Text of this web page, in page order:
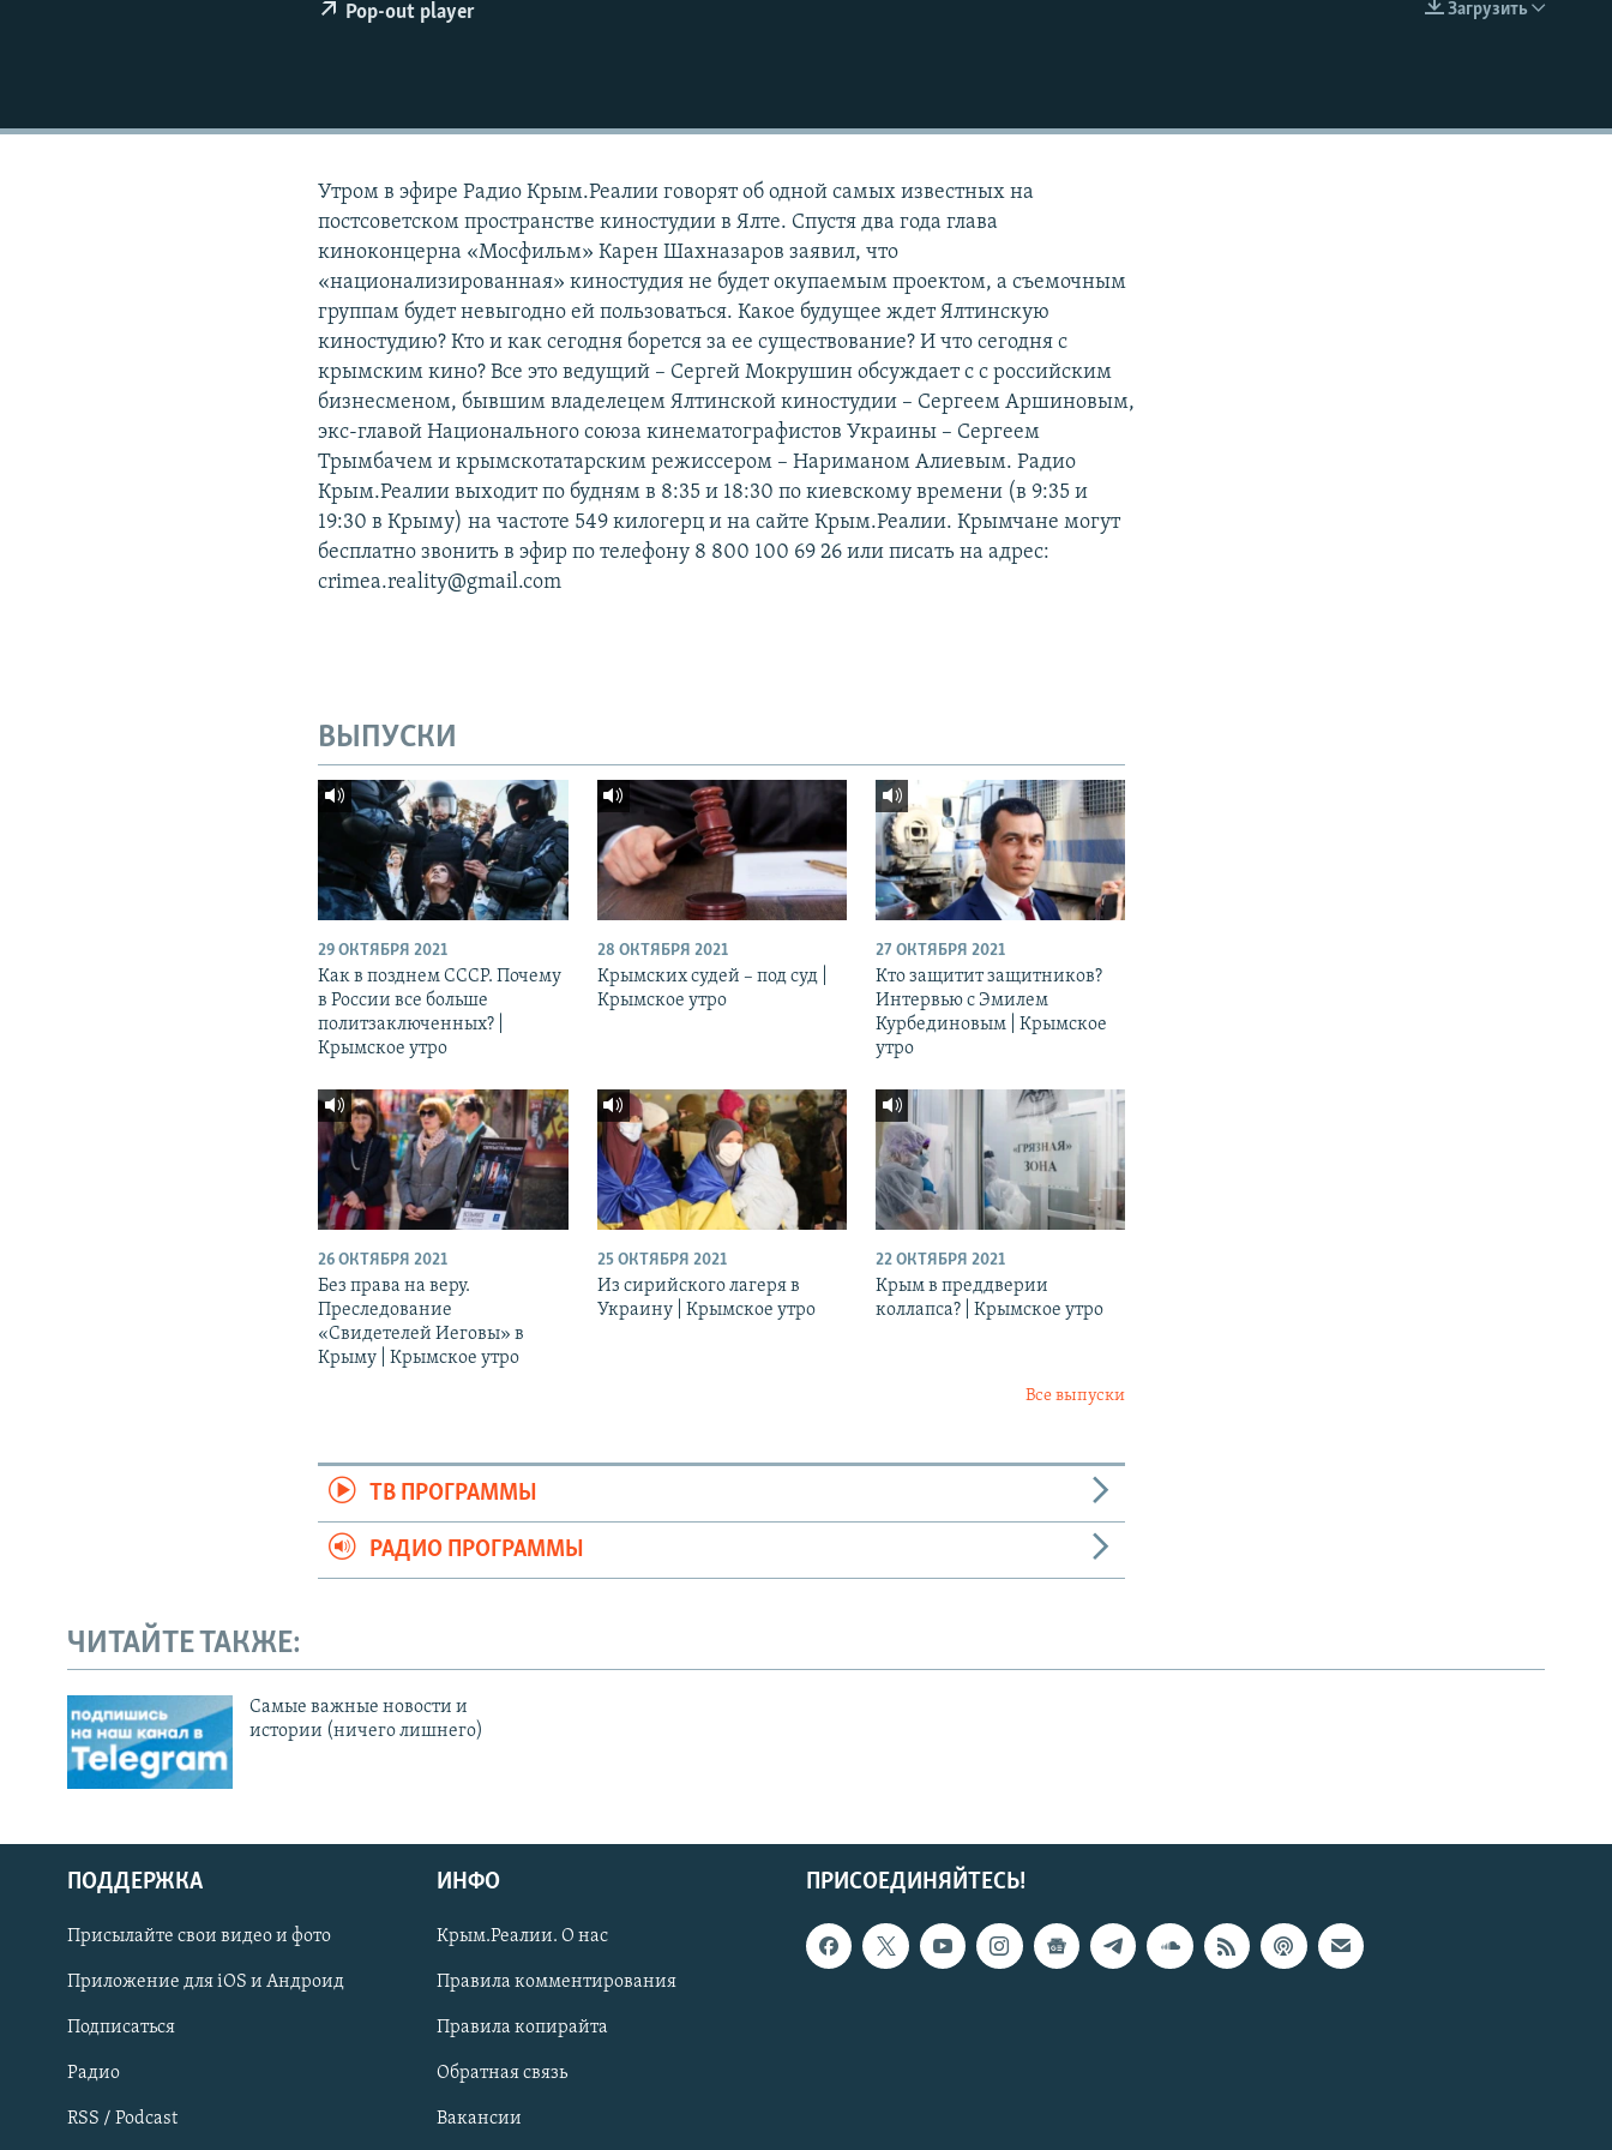
УКРАИНСКАЯ ПРОБЛЕМА КРЫМА
Українською
Qırımtatar
ПРИСОЕДИНЯЙТЕСЬ!
EMBED
Загрузить
Pop-out player
Утром в эфире Радио Крым.Реалии говорят об одной самых известных на
постсоветском пространстве киностудии в Ялте. Спустя два года глава
киноконцерна «Мосфильм» Карен Шахназаров заявил, что
«национализированная» киностудия не будет окупаемым проектом, а съемочным
группам будет невыгодно ей пользоваться. Какое будущее ждет Ялтинскую
киностудию? Кто и как сегодня борется за ее существование? И что сегодня с
крымским кино? Все это ведущий – Сергей Мокрушин обсуждает с с российским
бизнесменом, бывшим владелецем Ялтинской киностудии – Сергеем Аршиновым,
экс-главой Национального союза кинематографистов Украины – Сергеем
Трымбачем и крымскотатарским режиссером – Нариманом Алиевым. Радио
Крым.Реалии выходит по будням в 8:35 и 18:30 по киевскому времени (в 9:35 и
19:30 в Крыму) на частоте 549 килогерц и на сайте Крым.Реалии. Крымчане могут
бесплатно звонить в эфир по телефону 8 800 100 69 26 или писать на адрес:
crimea.reality@gmail.com
ВЫПУСКИ
29 ОКТЯБРЯ 2021
Как в позднем СССР. Почему
в России все больше
политзаключенных? |
Крымское утро
28 ОКТЯБРЯ 2021
Крымских судей – под суд |
Крымское утро
27 ОКТЯБРЯ 2021
Кто защитит защитников?
Интервью с Эмилем
Курбединовым | Крымское
утро
26 ОКТЯБРЯ 2021
Без права на веру.
Преследование
«Свидетелей Иеговы» в
Крыму | Крымское утро
25 ОКТЯБРЯ 2021
Из сирийского лагеря в
Украину | Крымское утро
22 ОКТЯБРЯ 2021
Крым в преддверии
коллапса? | Крымское утро
Все выпуски
ТВ ПРОГРАММЫ
РАДИО ПРОГРАММЫ
ЧИТАЙТЕ ТАКЖЕ:
Cамые важные новости и
истории (ничего лишнего)
ПРИСОЕДИНЯЙТЕСЬ!
ПОДДЕРЖКА
Присылайте свои видео и фото
Приложение для iOS и Андроид
Подписаться
Радио
RSS / Podcast
ИНФО
Крым.Реалии. О нас
Правила комментирования
Правила копирайта
Обратная связь
Вакансии